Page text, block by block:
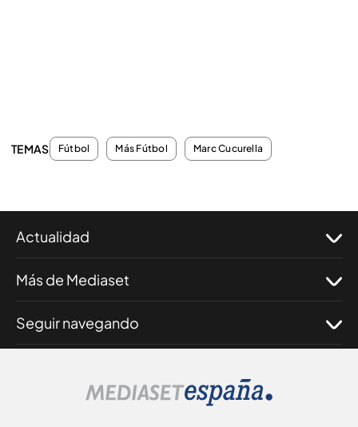
TEMAS Fútbol Más Fútbol Marc Cucurella
Actualidad
Más de Mediaset
Seguir navegando